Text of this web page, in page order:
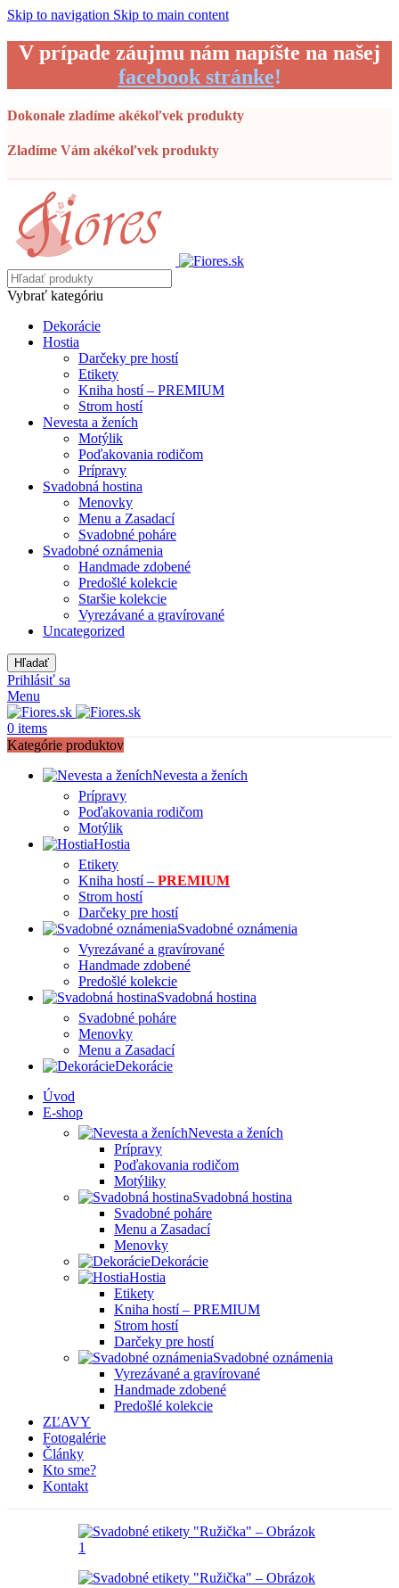
Skip to navigation Skip to main content
V prípade záujmu nám napíšte na našej
facebook stránke!
Dokonale zladíme akékoľvek produkty
Zladíme Vám akékoľvek produkty
Vybrať kategóriu
Dekorácie
Hostia
Darčeky pre hostí
Etikety
Kniha hostí – PREMIUM
Strom hostí
Nevesta a ženích
Motýlik
Poďakovania rodičom
Prípravy
Svadobná hostina
Menovky
Menu a Zasadací
Svadobné poháre
Svadobné oznámenia
Handmade zdobené
Predošlé kolekcie
Staršie kolekcie
Vyrezávané a gravírované
Uncategorized
Hľadať
Prihlásiť sa
Menu
0 items
Kategórie produktov
Nevesta a ženích
Prípravy
Poďakovania rodičom
Motýlik
Hostia
Etikety
Kniha hostí – PREMIUM
Strom hostí
Darčeky pre hostí
Svadobné oznámenia
Vyrezávané a gravírované
Handmade zdobené
Predošlé kolekcie
Svadobná hostina
Svadobné poháre
Menovky
Menu a Zasadací
Dekorácie
Úvod
E-shop
Nevesta a ženích
Prípravy
Poďakovania rodičom
Motýliky
Svadobná hostina
Svadobné poháre
Menu a Zasadací
Menovky
Dekorácie
Hostia
Etikety
Kniha hostí – PREMIUM
Strom hostí
Darčeky pre hostí
Svadobné oznámenia
Vyrezávané a gravírované
Handmade zdobené
Predošlé kolekcie
ZĽAVY
Fotogalérie
Články
Kto sme?
Kontakt